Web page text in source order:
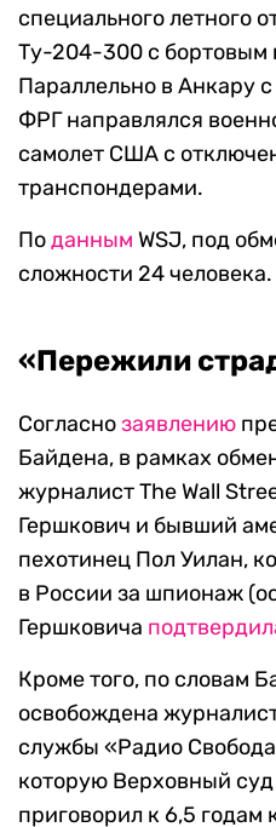
специального летного
Ту-204-300 с бортовым
Параллельно в Анкару
ФРГ направлялся
самолет США с
транспондерами.
Поданным WSJ, под
сложности 24 человека.
«Пережили
Согласнозаявлению
Байдена, в рамках
журналист The Wall
Гершкович и бывший
пехотинец Пол Уилан,
в России за шпионаж
Гершковича
Кроме того, по словам
освобождена
службы «Радио
которую Верховный
приговорил к 6,5